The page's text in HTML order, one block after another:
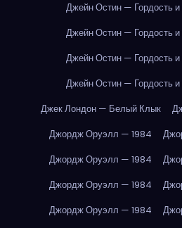
Джейн Остин — Гордость
Джейн Остин — Гордость
Джейн Остин — Гордость
Джейн Остин — Гордость
Джек Лондон — Белый Клык
Джордж Оруэлл — 1984
Джордж Оруэлл — 1984
Джордж Оруэлл — 1984
Джордж Оруэлл — 1984